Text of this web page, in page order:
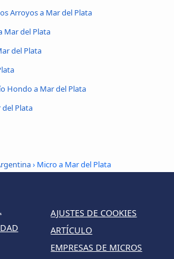
Arroyos a Mar del Plata
Mar del Plata
del Plata
Hondo a Mar del Plata
del Plata
› Micro a Mar del Plata
AJUSTES DE COOKIES
ARTÍCULO
EMPRESAS DE MICROS